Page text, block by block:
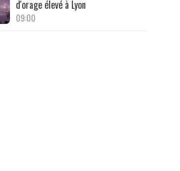
d'orage élevé à Lyon
09:00